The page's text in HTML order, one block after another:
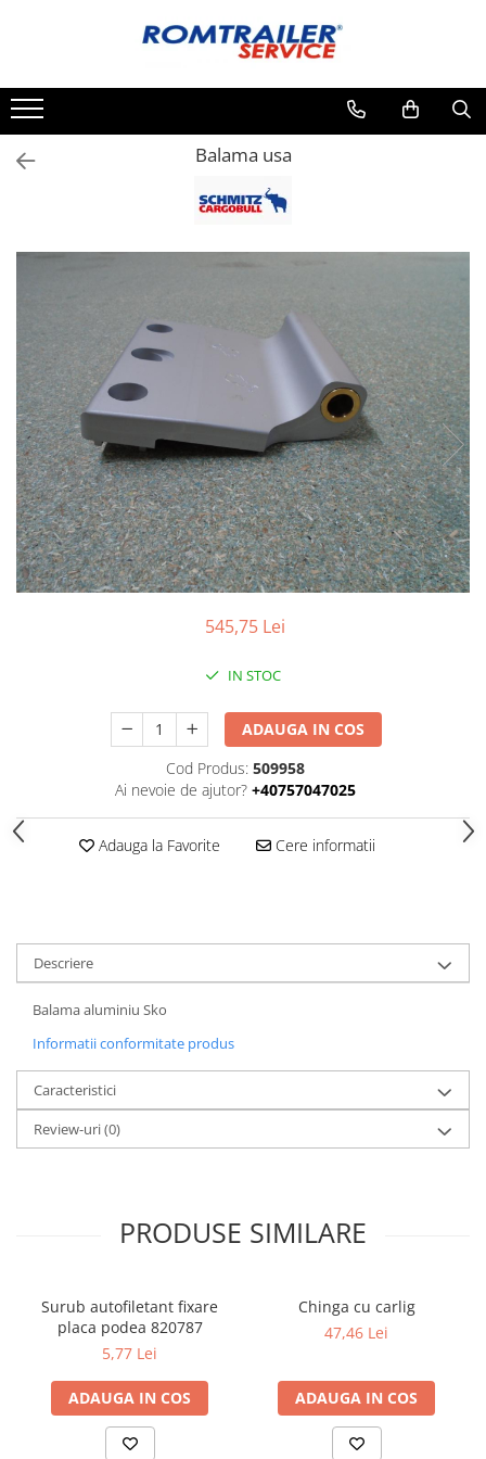
PIESE DE SCHIMB
SET MUFARE
ELEMENTE DE CAROSERIE
FILTRE AER SI ULEI
PRELATE
SISTEM DE FRANARE
SPITZER-SILO
SUPAPE PNEUMATICE
SUSPENSIE
SECOND HAND
ECHIPAMENTE SPECIALE
COMPRESOARE
INSTALATII HIDRAULICE
Balama usa
545,75 Lei
IN STOC
ADAUGA IN COS
Cod Produs: 509958
Ai nevoie de ajutor? +40757047025
Adauga la Favorite Cere informatii
Descriere
Balama aluminiu Sko
Informatii conformitate produs
Caracteristici
Review-uri(0)
PRODUSE SIMILARE
Surub autofiletant fixare
placa podea 820787
5,77 Lei
ADAUGA IN COS
Chinga cu carlig
47,46 Lei
ADAUGA IN COS